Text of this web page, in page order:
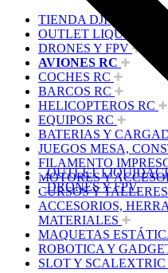
TIENDA DJI
OUTLET
DRONES Y FPV
AVIONES RC
COCHES RC
BARCOS RC
HELICOPTEROS RC
EQUIPOS RC
BATERIAS Y
JUEGOS MESA,
FILAMENTO
MOTORES Y
CURSOS Y TALLERES
ACCESORIOS,
MATERIALES
MAQUETAS
ROBOTICA Y
SLOT Y SCALEXTRIC
OUTLET
DRONES Y FPV